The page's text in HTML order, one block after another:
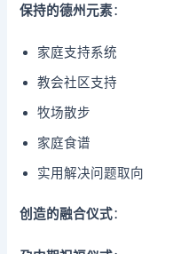
保持的德州元素：
家庭支持系统
教会社区支持
牧场散步
家庭食谱
实用解决问题取向
创造的融合仪式：